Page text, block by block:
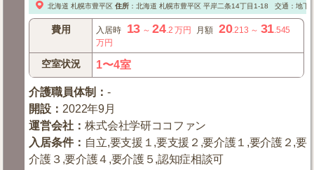
北海道 札幌市豊平区 住所： 北海道 札幌市豊平区平岸二条14丁目1-18 交通：地下
費用 入居時 13 ～24.2 万円 月額 20.213 ～ 31 .545
万円
空室状況 1〜4室
介護職員体制 ：-
開設 ： 2022年9月
運営会社 ：株式会社学研ココファン
入居条件： 自立,要支援１,要支援２,要介護１,要介護２,要
介護３,要介護４,要介護５,認知症相談可